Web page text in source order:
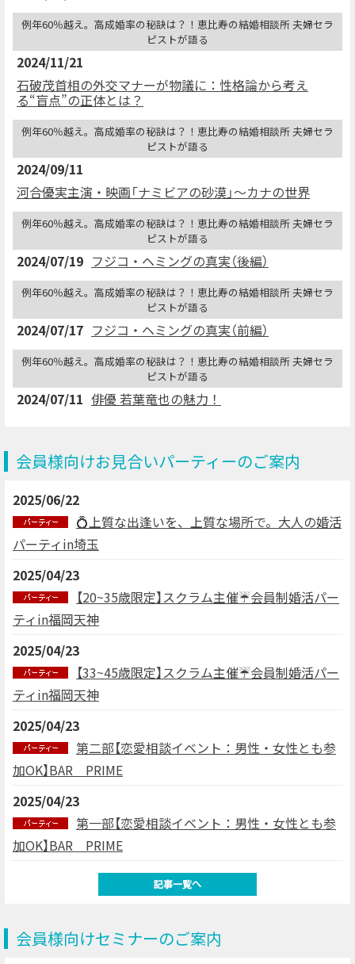
2024/11/21
石破茂首相の外交マナーが物議に：性格論から考え
る“盲点”の正体とは？
例年60％越え。高成婚率の秘訣は？！恵比寿の結婚相談所 夫婦セラ
ピストが語る
2024/09/11
河合優実主演・映画「ナミビアの砂漠」〜カナの世界
例年60％越え。高成婚率の秘訣は？！恵比寿の結婚相談所 夫婦セラ
ピストが語る
2024/07/19 フジコ・ヘミングの真実（後編）
例年60％越え。高成婚率の秘訣は？！恵比寿の結婚相談所 夫婦セラ
ピストが語る
2024/07/17 フジコ・ヘミングの真実（前編）
例年60％越え。高成婚率の秘訣は？！恵比寿の結婚相談所 夫婦セラ
ピストが語る
2024/07/11 俳優 若葉竜也の魅力！
例年60％越え。高成婚率の秘訣は？！恵比寿の結婚相談所 夫婦セラ
ピストが語る
会員様向けお見合いパーティーのご案内
2025/06/22
💍上質な出逢いを、上質な場所で。大人の婚活
パーティin埼玉
2025/04/23
【20~35歳限定】スクラム主催☔会員制婚活パー
ティin福岡天神
2025/04/23
【33~45歳限定】スクラム主催☔会員制婚活パー
ティin福岡天神
2025/04/23
第二部【恋愛相談イベント：男性・女性とも参
加OK】BAR PRIME
2025/04/23
第一部【恋愛相談イベント：男性・女性とも参
加OK】BAR PRIME
会員様向けセミナーのご案内